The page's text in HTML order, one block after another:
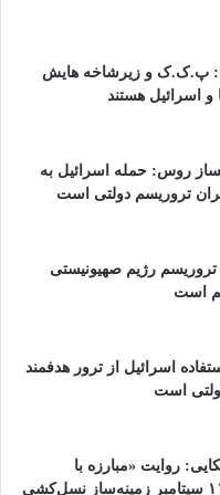
ناشی از حملات
کند. نهادهای
این حملات را نه
عنوان جنایت
دادگاه‌های
معرفی کنند.
یعنی عادی‌سازی
تمام کشورهای
به مراکز انرژی
بود. دشمن با
را شکست، بلکه ثابت
پ.ک.ک و زیرشاخه هایش
اسرائیل هستند
روس: حمله اسرائیل به
تروریسم دولتی است
تروریسم رژیم صهیونیستی
است
اسرائیل از ترور هدفمند
است
روایت «مبارزه با
تروریسم» پس از ۱۱ سپتامبر زمینه‌ساز نسل‌کشی